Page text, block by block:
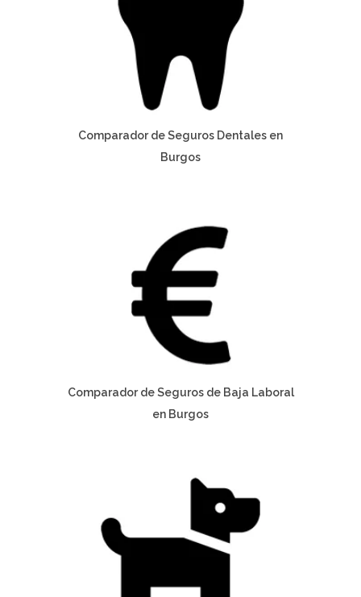
Comparador de Seguros Dentales en
Burgos
Comparador de Seguros de Baja Laboral
en Burgos